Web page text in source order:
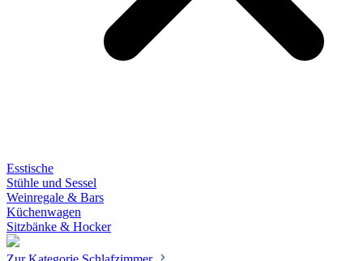
Esstische
Stühle und Sessel
Weinregale & Bars
Küchenwagen
Sitzbänke & Hocker